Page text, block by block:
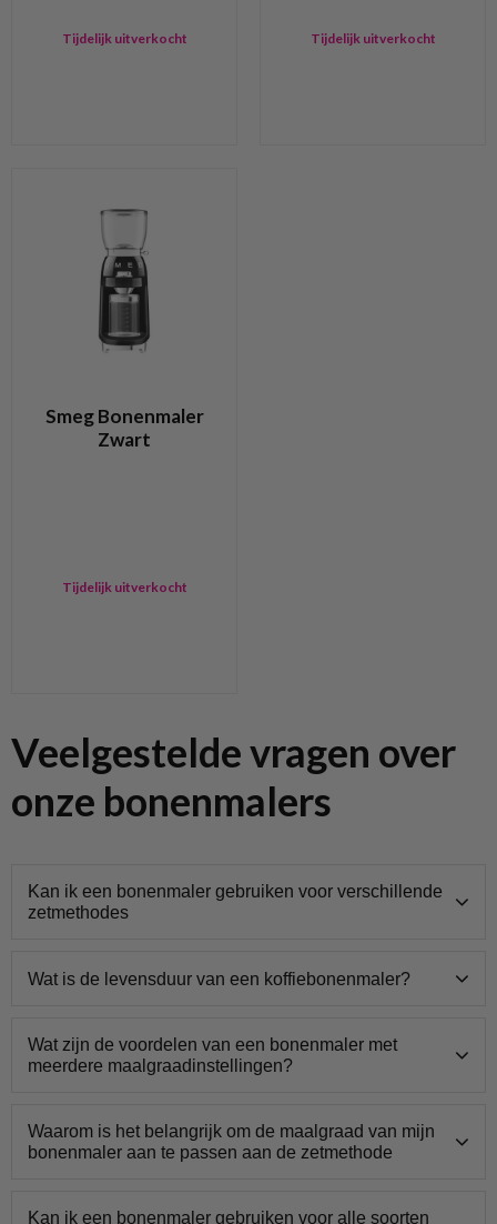
Tijdelijk uitverkocht Tijdelijk uitverkocht
Smeg Bonenmaler
Zwart
Tijdelijk uitverkocht
Veelgestelde vragen over
onze bonenmalers
Kan ik een bonenmaler gebruiken voor verschillende
zetmethodes
Wat is de levensduur van een koffiebonenmaler?
Wat zijn de voordelen van een bonenmaler met
meerdere maalgraadinstellingen?
Waarom is het belangrijk om de maalgraad van mijn
bonenmaler aan te passen aan de zetmethode
Kan ik een bonenmaler gebruiken voor alle soorten